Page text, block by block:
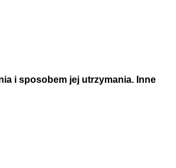
i sposobem jej utrzymania. Inne